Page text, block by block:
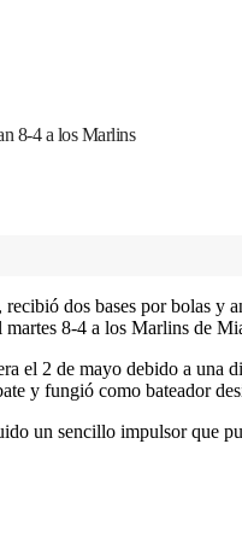
8-4 a los Marlins
dos bases por bolas y
martes 8-4 a los Marlins de
el 2 de mayo debido a una
y fungió como bateador
un sencillo impulsor que